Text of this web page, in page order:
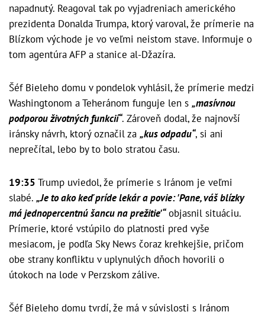
napadnutý. Reagoval tak po vyjadreniach amerického
prezidenta Donalda Trumpa, ktorý varoval, že prímerie na
Blízkom východe je vo veľmi neistom stave. Informuje o
tom agentúra AFP a stanice al-Džazíra.
Šéf Bieleho domu v pondelok vyhlásil, že prímerie medzi
Washingtonom a Teheránom funguje len s „masívnou
podporou životných funkcií“. Zároveň dodal, že najnovší
iránsky návrh, ktorý označil za „kus odpadu“, si ani
neprečítal, lebo by to bolo stratou času.
19:35 Trump uviedol, že prímerie s Iránom je veľmi
slabé. „Je to ako keď príde lekár a povie: 'Pane, váš blízky
má jednopercentnú šancu na prežitie'“objasnil situáciu.
Prímerie, ktoré vstúpilo do platnosti pred vyše
mesiacom, je podľa Sky News čoraz krehkejšie, pričom
obe strany konfliktu v uplynulých dňoch hovorili o
útokoch na lode v Perzskom zálive.
Šéf Bieleho domu tvrdí, že má v súvislosti s Iránom